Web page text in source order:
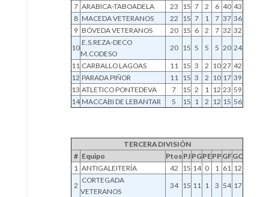
7 ARABICA-TABOADELA 23 15 7 2 6 40 43
8 MACEDA VETERANOS 22 15 7 1 7 37 36
9 BÓVEDA VETERANOS 20 15 6 2 7 32 32
10
E.S.REZA-DECO
M.CODESO
20 15 5 5 5 20 24
11 CARBALLO LAGOAS 11 15 3 2 10 27 42
12 PARADA PIÑOR 11 15 3 2 10 17 39
13 ATLETICO PONTEDEVA 7 15 2 1 12 23 59
14 MACCABI DE LEBANTAR 5 15 1 2 12 15 56
TERCERA DIVISIÓN
# Equipo Ptos PJ PGPEPP GFGC
1 ANTIGALEITERÍA 42 15 14 0 1 61 12
2
CORTEGADA
VETERANOS
34 15 11 1 3 54 17